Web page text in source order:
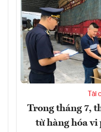
Tài
Trong tháng 7,
từ hàng hóa vi